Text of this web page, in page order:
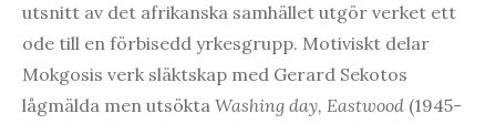
utsnitt av det afrikanska samhället utgör verket ett
ode till en förbisedd yrkesgrupp. Motiviskt delar
Mokgosis verk släktskap med Gerard Sekotos
lågmälda men utsökta Washing day, Eastwood (1945-